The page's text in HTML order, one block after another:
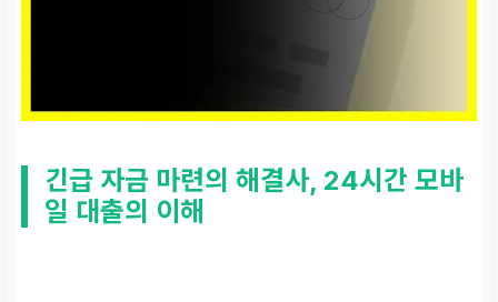
긴급 자금 마련의 해결사, 24시간 모바
일 대출의 이해